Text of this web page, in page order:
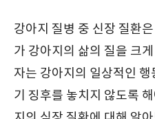
강아지 질병 중 신장 질환
가 강아지의 삶의 질을 크
자는 강아지의 일상적인
기 징후를 놓치지 않도록